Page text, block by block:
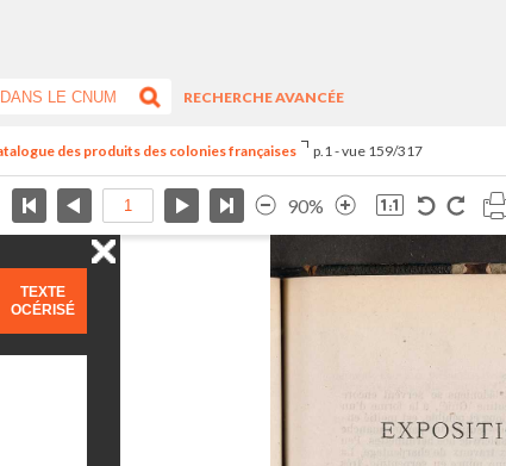
RECHERCHE AVANCÉE
des produits des colonies françaises p.1 - vue 159/317
90%
TEXTE
OCÉRISÉ